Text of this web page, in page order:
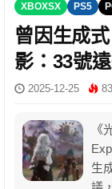
XBOXSX PS5
曾因生成
影：33號
2025-12-25
《
生